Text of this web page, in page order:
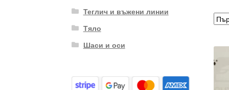
Теглич и въжени линии
Тяло
Шаси и оси